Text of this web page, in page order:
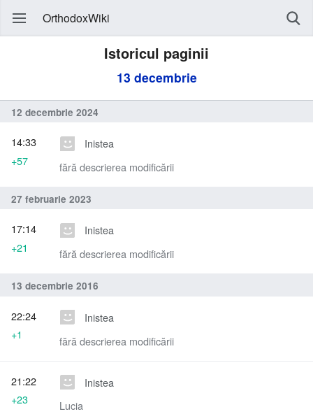
OrthodoxWiki
Istoricul paginii
13 decembrie
12 decembrie 2024
Inistea
fără descrierea modificării
14:33
+57
27 februarie 2023
Inistea
fără descrierea modificării
17:14
+21
13 decembrie 2016
Inistea
fără descrierea modificării
22:24
+1
Inistea
Lucia
21:22
+23